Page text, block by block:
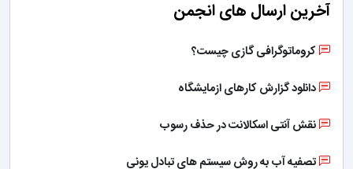
آخرین ارسال های انجمن
کروماتوگرافی گازی چیست؟
دانلود گزارش کارهای ازمایشگاه
نقش آنتی اسکالانت در حذف رسوب
تصفیه آب به روش سیستم های تبادل یونی